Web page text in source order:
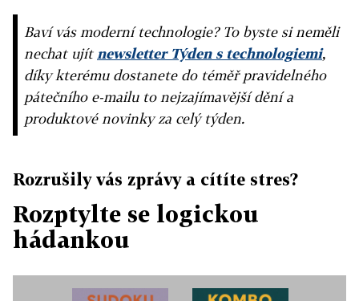
Baví vás moderní technologie? To byste si neměli
nechat ujít newsletter Týden s technologiemi,
díky kterému dostanete do téměř pravidelného
pátečního e-mailu to nejzajímavější dění a
produktové novinky za celý týden.
Rozrušily vás zprávy a cítíte stres?
Rozptylte se logickou
hádankou